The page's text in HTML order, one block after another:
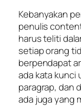
Kebanyakan
penulis
harus teliti
setiap orang
berpendapat
ada kata kunci
paragrap, dan
ada juga yang